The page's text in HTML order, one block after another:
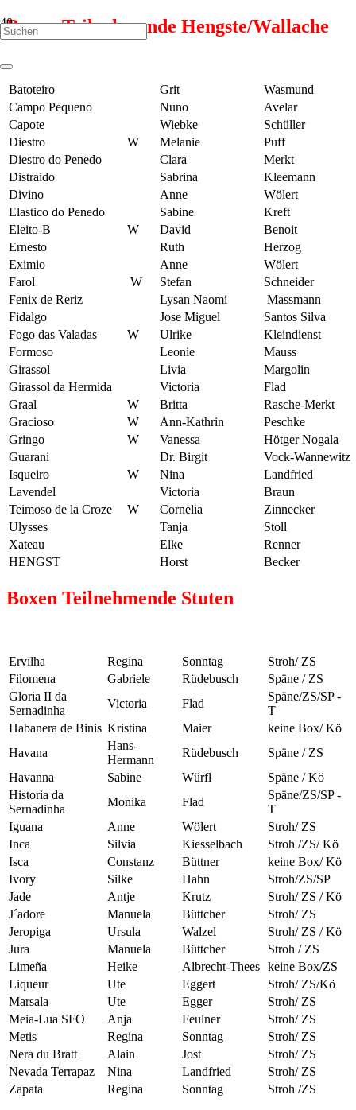
Boxen Teilnehmende Hengste/Wallache
Batoteiro Grit
Wasmund
Campo Pequeno
Nuno
Avelar
Capote
Wiebke
Schüller
Diestro
W Melanie
Puff
Diestro do Penedo
Clara
Merkt
Distraido
Sabrina
Kleemann
Divino
Anne
Wölert
Elastico do Penedo
Sabine
Kreft
Eleito-B
W David
Benoit
Ernesto
Ruth
Herzog
Eximio
Anne
Wölert
Farol
W Stefan
Schneider
Fenix de Reriz
Lysan Naomi
Massmann
Fidalgo
Jose Miguel
Santos Silva
Fogo das Valadas
W Ulrike
Kleindienst
Formoso
Leonie
Mauss
Girassol
Livia
Margolin
Girassol da Hermida
Victoria
Flad
Graal
W Britta
Rasche-Merkt
Gracioso
W Ann-Kathrin
Peschke
Gringo
W Vanessa
Hötger Nogala
Guarani
Dr. Birgit
Vock-Wannewitz
Isqueiro
W Nina
Landfried
Lavendel
Victoria
Braun
Teimoso de la Croze
W Cornelia
Zinnecker
Ulysses
Tanja
Stoll
Xateau
Elke
Renner
HENGST
Horst Becker
Boxen Teilnehmende Stuten
Ervilha Regina Sonntag
Stroh/ ZS
Filomena
Gabriele Rüdebusch
Späne / ZS
Gloria II da
Sernadinha
Victoria Flad
Späne/ZS/SP -
T
Habanera de Binis Kristina Maier
keine Box/ Kö
Havana
Hans-
Hermann
Rüdebusch
Späne / ZS
Havanna
Sabine Würfl
Späne / Kö
Historia da
Sernadinha
Monika Flad
Späne/ZS/SP -
T
Iguana
Anne Wölert
Stroh/ ZS
Inca
Silvia Kiesselbach
Stroh /ZS/ Kö
Isca
Constanz Büttner
keine Box/ Kö
Ivory
Silke Hahn
Stroh/ZS/SP
Jade
Antje Krutz
Stroh/ ZS / Kö
J´adore
Manuela Büttcher
Stroh/ ZS
Jeropiga
Ursula Walzel
Stroh/ ZS / Kö
Jura
Manuela Büttcher
Stroh / ZS
Limeña
Heike Albrecht-Thees keine Box/ZS
Liqueur
Ute Eggert
Stroh/ ZS/Kö
Marsala
Ute Egger
Stroh/ ZS
Meia-Lua SFO
Anja Feulner
Stroh/ ZS
Metis
Regina Sonntag
Stroh/ ZS
Nera du Bratt
Alain Jost
Stroh/ ZS
Nevada Terrapaz
Nina Landfried
Stroh/ ZS
Zapata
Regina Sonntag Stroh /ZS